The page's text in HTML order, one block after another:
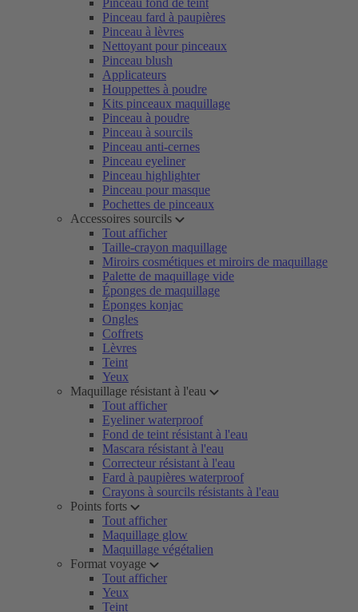
Pinceau fond de teint
Pinceau fard à paupières
Pinceau à lèvres
Nettoyant pour pinceaux
Pinceau blush
Applicateurs
Houppettes à poudre
Kits pinceaux maquillage
Pinceau à poudre
Pinceau à sourcils
Pinceau anti-cernes
Pinceau eyeliner
Pinceau highlighter
Pinceau pour masque
Pochettes de pinceaux
Accessoires sourcils
Tout afficher
Taille-crayon maquillage
Miroirs cosmétiques et miroirs de maquillage
Palette de maquillage vide
Éponges de maquillage
Éponges konjac
Ongles
Coffrets
Lèvres
Teint
Yeux
Maquillage résistant à l'eau
Tout afficher
Eyeliner waterproof
Fond de teint résistant à l'eau
Mascara résistant à l'eau
Correcteur résistant à l'eau
Fard à paupières waterproof
Crayons à sourcils résistants à l'eau
Points forts
Tout afficher
Maquillage glow
Maquillage végétalien
Format voyage
Tout afficher
Yeux
Teint